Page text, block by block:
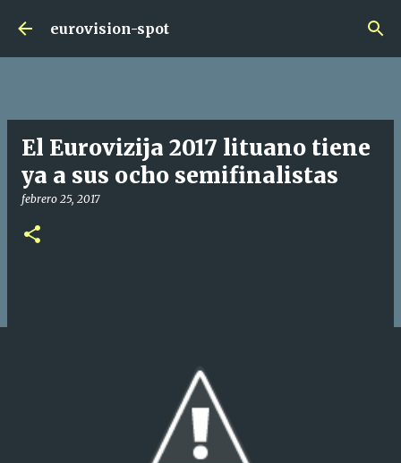
Ir al contenido principal
eurovision-spot
El Eurovizija 2017 lituano tiene
ya a sus ocho semifinalistas
febrero 25, 2017